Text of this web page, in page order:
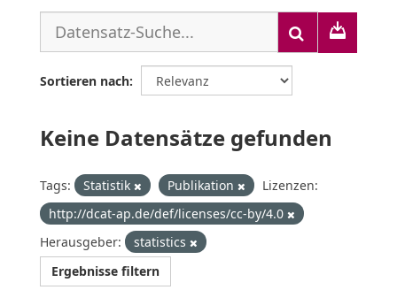
Sortieren nach
Keine Datensätze gefunden
Tags: Statistik Publikation
Lizenzen:
http://dcat-ap.de/def/licenses/cc-by/4.0
Herausgeber:
statistics
Ergebnisse filtern